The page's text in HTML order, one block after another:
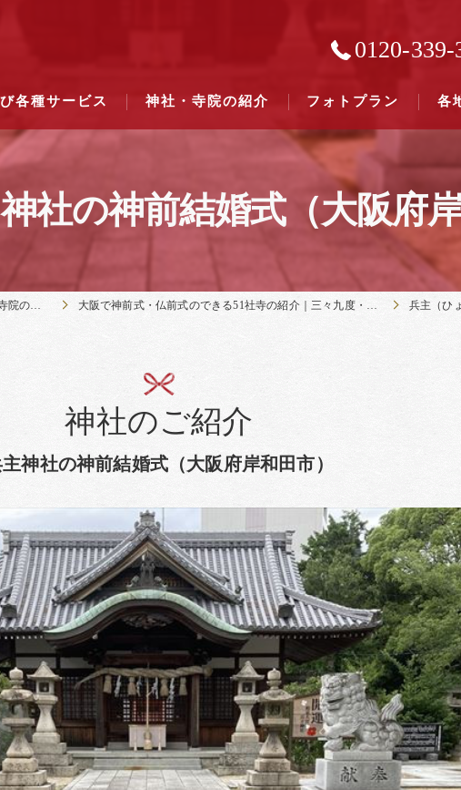
0120-339-
各種サービス 神社・寺院の紹介
結婚式のできる東京都下の神社一覧（４０社寺）
フォトプラン 各
社の神前結婚式（大阪府岸
の紹介 大阪で神前式・仏前式のできる51社寺の紹介｜三々九度・大阪 兵主（ひ
神社の神前結婚式（大阪府岸和田市）
神社のご紹介